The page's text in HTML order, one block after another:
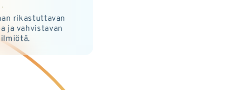
rikastuttavan
ja vahvistavan